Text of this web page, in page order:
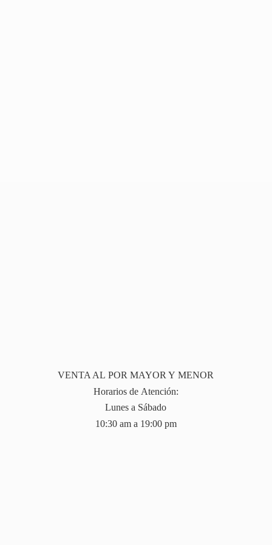
VENTA AL POR MAYOR Y MENOR
Horarios de Atención:
Lunes a Sábado
10:30 am a 19:00 pm